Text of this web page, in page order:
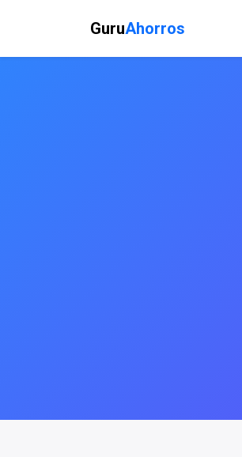
GuruAhorros